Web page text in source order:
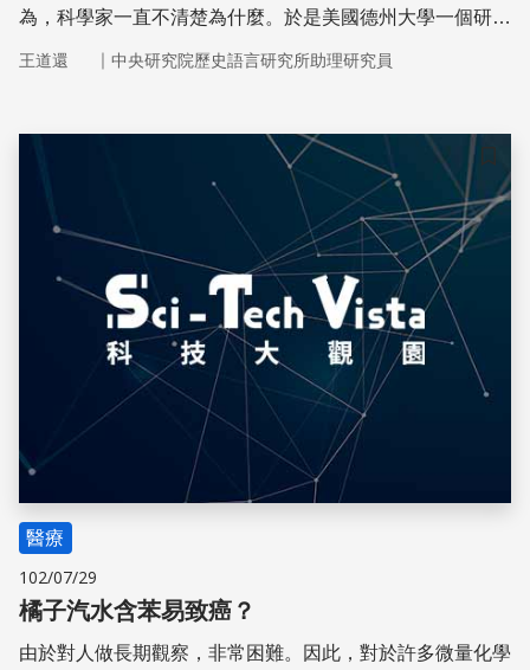
為，科學家一直不清楚為什麼。於是美國德州大學一個研究
王道還 ｜ 中央研究院歷史語言研究所助理研究員
儲存
醫療
102/07/29
橘子汽水含苯易致癌？
由於對人做長期觀察，非常困難。因此，對於許多微量化學